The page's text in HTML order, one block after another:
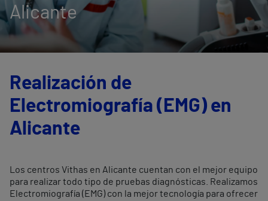
Alicante
Realización de
Electromiografía (EMG) en
Alicante
Los centros Vithas en Alicante cuentan con el mejor equipo
para realizar todo tipo de pruebas diagnósticas. Realizamos
Electromiografía (EMG) con la mejor tecnología para ofrecer